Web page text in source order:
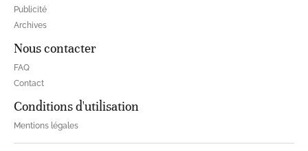
Publicité
Archives
Nous contacter
FAQ
Contact
Conditions d'utilisation
Mentions légales